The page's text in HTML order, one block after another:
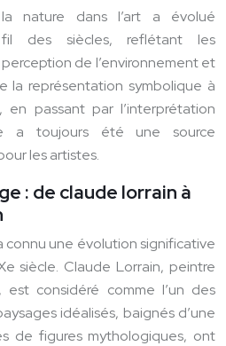
nature dans l’art a évolué
fil des siècles, reflétant les
de l’environnement et
la représentation symbolique à
en passant par l’interprétation
a toujours été une source
les artistes.
: de claude lorrain à
connu une évolution significative
siècle. Claude Lorrain, peintre
est considéré comme l’un des
idéalisés, baignés d’une
de figures mythologiques, ont